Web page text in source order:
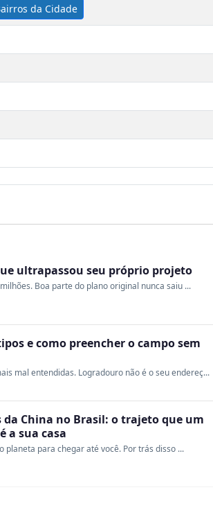
da Cidade
ultrapassou seu próprio projeto
Boa parte do plano original nunca saiu ...
e como preencher o campo sem
mal entendidas. Logradouro não é o seu endereç...
China no Brasil: o trajeto que um
a sua casa
para chegar até você. Por trás disso ...